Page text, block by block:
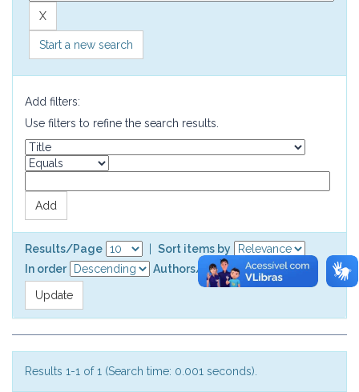
Start a new search
Add filters:
Use filters to refine the search results.
Results/Page
Sort items by
In order
Authors/record
Results 1-1 of 1 (Search time: 0.001 seconds).